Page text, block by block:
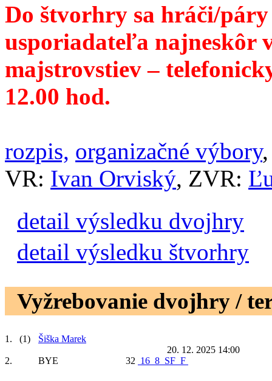
Do štvorhry sa hráči/
usporiadateľa najneskôr
majstrovstiev –
12.00 hod.
rozpis, organizačné výbory
VR: Ivan Orviský, ZVR:
detail výsledku dvojhry
detail výsledku štvorhry
Vyžrebovanie dvojhry /
1. (1)
Šiška Marek
20. 12. 2025 14:00
2.
BYE 32 16 8 SF F